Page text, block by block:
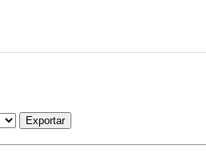
Exportar